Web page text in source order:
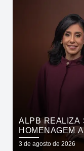
ALPB REALIZA
HOMENAGEM
MAIA
3 de agosto de 2026